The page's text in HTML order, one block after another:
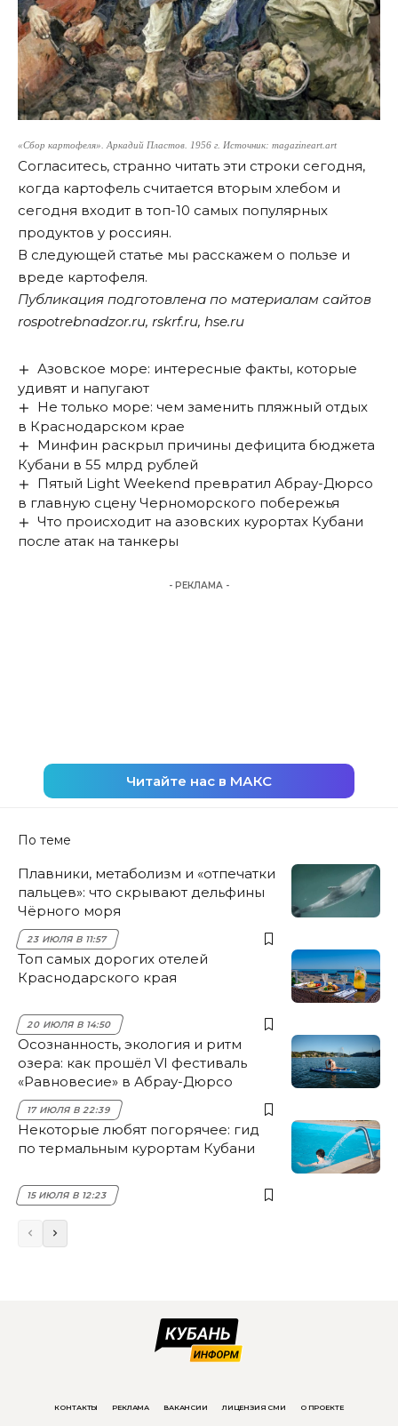
«Сбор картофеля» . Аркадий Пластов. 1956 г. Источник: magazineart.art
Согласитесь, странно читать эти строки сегодня,
когда картофель считается вторым хлебом и
сегодня входит в топ-10 самых популярных
продуктов у россиян.
В следующей статье мы расскажем о пользе и
вреде картофеля.
Публикация подготовлена по материалам сайтов
rospotrebnadzor.ru, rskrf.ru, hse.ru
Азовское море: интересные факты, которые
удивят и напугают
Не только море: чем заменить пляжный отдых
в Краснодарском крае
Минфин раскрыл причины дефицита бюджета
Кубани в 55 млрд рублей
Пятый Light Weekend превратил Абрау-Дюрсо
в главную сцену Черноморского побережья
Что происходит на азовских курортах Кубани
после атак на танкеры
- РЕКЛАМА -
Читайте нас в МАКС
По теме
Плавники, метаболизм и «отпечатки
пальцев»: что скрывают дельфины
Чёрного моря
23 ИЮЛЯ В 11:57
Топ самых дорогих отелей
Краснодарского края
20 ИЮЛЯ В 14:50
Осознанность, экология и ритм
озера: как прошёл VI фестиваль
«Равновесие» в Абрау-Дюрсо
17 ИЮЛЯ В 22:39
Некоторые любят погорячее: гид
по термальным курортам Кубани
15 ИЮЛЯ В 12:23
КОНТАКТЫ РЕКЛАМА ВАКАНСИИ ЛИЦЕНЗИЯ СМИ О ПРОЕКТЕ